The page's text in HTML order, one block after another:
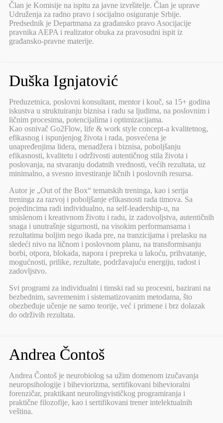
Član je Komisije na ispitu za javne izvršitelje. Član je uprave
Udruženja za radno pravo i socijalno osiguranje Srbije.
Predsednik je Departmana za građansko pravo Asocijacije
pravnika AEPA i realizator obuka za pravosudni ispit iz
građansko-pravne materije.
Duška Ignjatović
Preduzetnica, poslovni konsultant, mentor i kouč, sa 15+ godina
iskustva u struktuiranju biznisa i radu sa ljudima, na poslovnim i
ličnim procesima, potencijalima i optimizacijama.
Kao osnivač Go2Flow, life & work style concept-a kvalitetnog,
efikasnog i ispunjenjog života i rada, posvećena je
unapređenjima lidera, menadžera i biznisa, poboljšanju
efikasnosti, kvalitetu i održivosti autentičnog stila života i
poslovanja, na stvaranju dodatnih vrednosti, većih rezultata, uz
minimalno, a svesno investiranje ličnih i poslovnih resursa.
Autor je „Out of the Box“ tematskih treninga, kao i serija
treninga za razvoj i poboljšanje efikasnosti rada timova. Sa
pojedincima radi individualno, na self-leadership-u, na
smislenom i kreativnom životu i radu, iz zadovoljstva, autentičnih
snaga i unutrašnje sigurnosti, na visokim performansama i
rezultatima boljim nego ikada pre, na tranzicijama i prelasku na
sledeći nivo na ličnom i poslovnom planu, na transformisanju
borbi, otpora, blokada, napora i prepreka u lakoću, prihvatanje,
mogućnosti, prilike, rezultate, podržavajuću energiju, radost i
zadovljstvo.
Svi programi za individualni i timski rad su procesni, bazirani na
bezbednim, savremenim i sistematizovanim metodama, što
obezbeđuje učenje ne samo teorije, već i primene i brz dolazak
do održivih rezultata.
Andrea Čontoš
Andrea Čontoš je neurobiolog sa užim domenom izučavanja
neuropsihologije i biheviorizma, sertifikovani bihevioralni
forenzičar, praktikant neurolingvističkog programiranja i
praktične filozofije, kao i sertifikovani trener intelektualnih
veština.